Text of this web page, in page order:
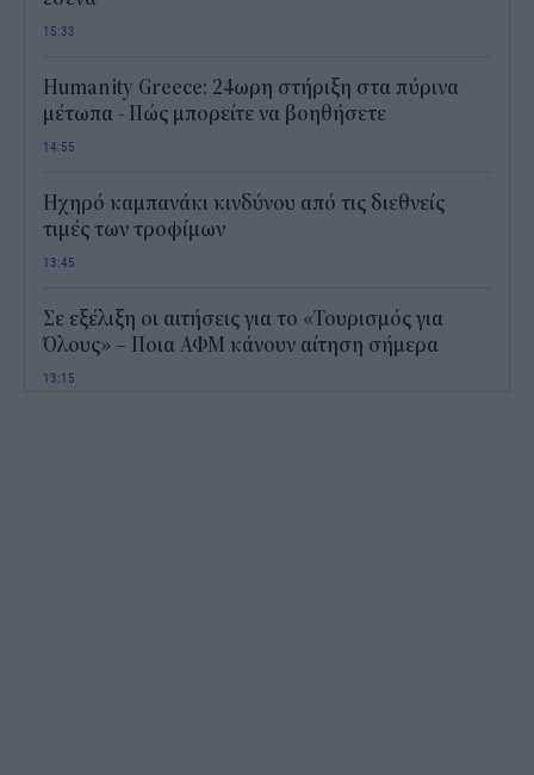
15:33
Humanity Greece: 24ωρη στήριξη στα πύρινα
μέτωπα - Πώς μπορείτε να βοηθήσετε
14:55
Ηχηρό καμπανάκι κινδύνου από τις διεθνείς
τιμές των τροφίμων
13:45
Σε εξέλιξη οι αιτήσεις για το «Τουρισμός για
Όλους» – Ποια ΑΦΜ κάνουν αίτηση σήμερα
13:15